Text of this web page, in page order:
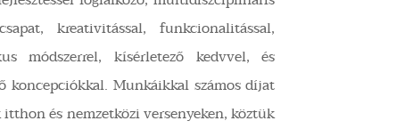
kreativitással, funkcionalitással,
módszerrel, kísérletező kedvvel, és
koncepciókkal. Munkáikkal számos díjat
és nemzetközi versenyeken, köztük